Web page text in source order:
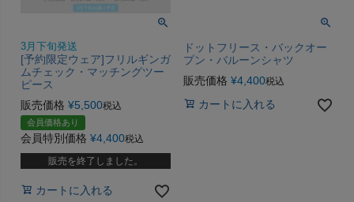
3月下旬発送
[予約限定ウェア]フリルギンガ
ムチェック・マッチングツー
ピース
販売価格 ¥5,500税込
会員価格あり
会員特別価格 ¥4,400税込
販売を終了しました。
カートに入れる
ドットフリース・バックオー
プン・バルーンシャツ
販売価格 ¥4,400税込
カートに入れる